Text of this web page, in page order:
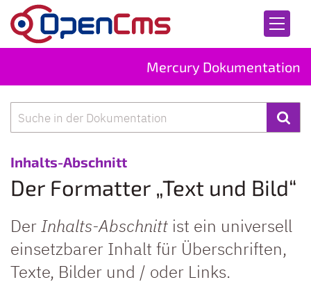
Zum Inhalt springen
Mercury Dokumentation
Inhalts-Abschnitt:
Der Formatter „Text und Bild“
DerInhalts-Abschnitt ist ein universell
einsetzbarer Inhalt für Überschriften,
Texte, Bilder und / oder Links.
Suche